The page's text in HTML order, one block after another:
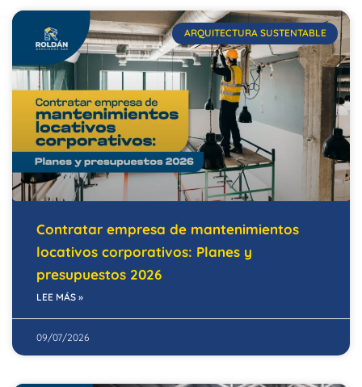
ARQUITECTURA SUSTENTABLE
Contratar empresa de mantenimientos
locativos corporativos: Planes y
presupuestos 2026
LEE MÁS »
09/07/2026